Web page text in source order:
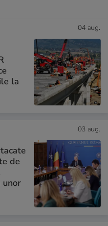
04 aug.
la
03 aug.
de
unor